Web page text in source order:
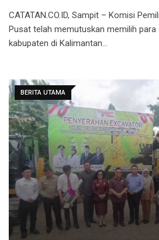
CATATAN.CO.ID, Sampit – Komisi
Pusat telah memutuskan memilih para
kabupaten di Kalimantan…
BERITA UTAMA